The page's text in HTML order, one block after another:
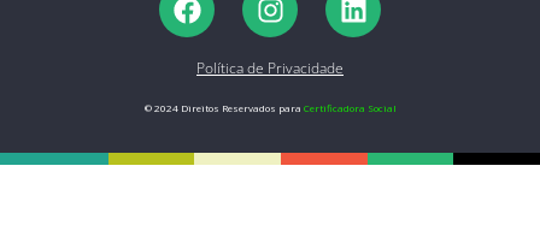
Política de Privacidade
© 2024 Direitos Reservados para Certificadora Social